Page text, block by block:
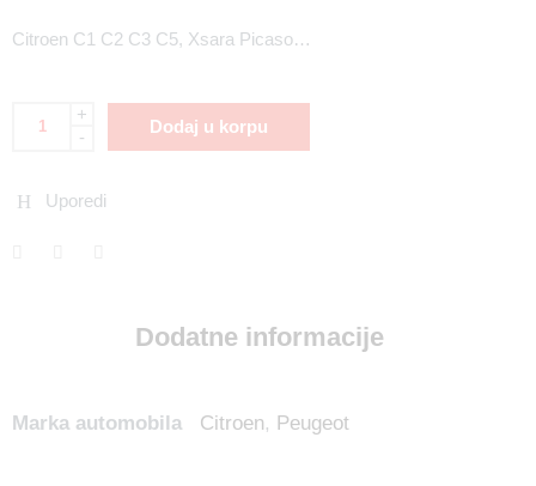
Citroen C1 C2 C3 C5, Xsara Picaso…
+
-
Dodaj u korpu
Uporedi
Dodatne informacije
Marka automobila Citroen, Peugeot